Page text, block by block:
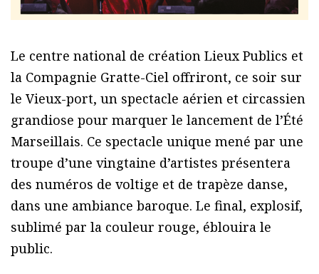
Le centre national de création Lieux Publics et
la Compagnie Gratte-Ciel offriront, ce soir sur
le Vieux-port, un spectacle aérien et circassien
grandiose pour marquer le lancement de l’Été
Marseillais. Ce spectacle unique mené par une
troupe d’une vingtaine d’artistes présentera
des numéros de voltige et de trapèze danse,
dans une ambiance baroque. Le final, explosif,
sublimé par la couleur rouge, éblouira le
public.